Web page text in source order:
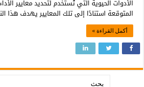
الأدوات الحيوية التي تُستخدم لتحديد معايير
المتوقعة استنادًا إلى تلك المعايير يهدف هذا
أكمل القراءة »
بحث: